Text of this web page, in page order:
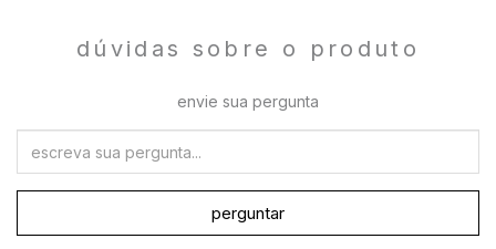
dúvidas sobre o produto
envie sua pergunta
perguntar